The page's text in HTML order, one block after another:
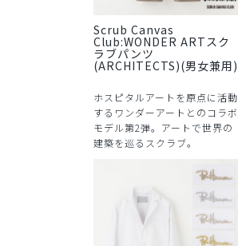
Scrub Canvas
Club:WONDER ARTスク
ラブパンツ
(ARCHITECTS)(男女兼用)
ホスピタルアートを原点に活動
するワンダーアートとのコラボ
モデル第2弾。アートで世界の
建築を巡るスクラブ。